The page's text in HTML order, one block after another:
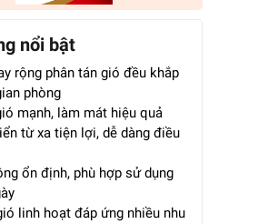
nổi bật
rộng phân tán gió đều khắp
phòng
mạnh, làm mát hiệu quả
từ xa tiện lợi, dễ dàng điều
ổn định, phù hợp sử dụng
linh hoạt đáp ứng nhiều nhu